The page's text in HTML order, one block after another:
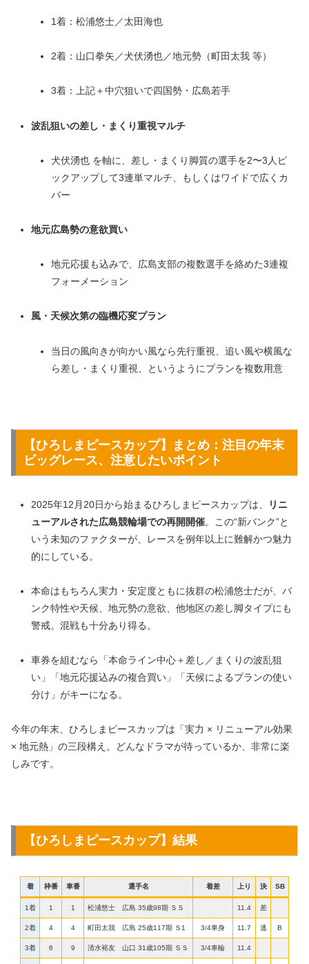
1着：松浦悠士／太田海也
2着：山口拳矢／犬伏湧也／地元勢（町田太我 等）
3着：上記＋中穴狙いで四国勢・広島若手
波乱狙いの差し・まくり重視マルチ
犬伏湧也 を軸に、差し・まくり脚質の選手を2〜3人ピ
ックアップして3連単マルチ、もしくはワイドで広くカ
バー
地元広島勢の意欲買い
地元応援も込みで、広島支部の複数選手を絡めた3連複
フォーメーション
風・天候次第の臨機応変プラン
当日の風向きが向かい風なら先行重視、追い風や横風な
ら差し・まくり重視、というようにプランを複数用意
【ひろしまピースカップ】まとめ：注目の年末
ビッグレース、注意したいポイント
2025年12月20日から始まるひろしまピースカップは、
リニ
ューアルされた広島競輪場での再開開催。この“新バンク”と
いう未知のファクターが、レースを例年以上に難解かつ魅力
的にしている。
本命はもちろん実力・安定度ともに抜群の松浦悠士だが、バ
ンク特性や天候、地元勢の意欲、他地区の差し脚タイプにも
警戒。混戦も十分あり得る。
車券を組むなら「本命ライン中心＋差し／まくりの波乱狙
い」「地元応援込みの複合買い」「天候によるプランの使い
分け」がキーになる。
今年の年末、ひろしまピースカップは「実力 × リニューアル効果
× 地元熱」の三段構え。どんなドラマが待っているか、非常に楽
しみです。
【ひろしまピースカップ】結果
着 枠番 車番 選手名 着差 上り 決 SB
1着 1 1 松浦悠士 広島 35歳98期 ＳＳ 11.4 差
2着 4 4 町田太我 広島 25歳117期 Ｓ1 3/4車身 11.7 逃 B
3着 6 9 清水裕友 山口 31歳105期 ＳＳ 3/4車輪 11.4